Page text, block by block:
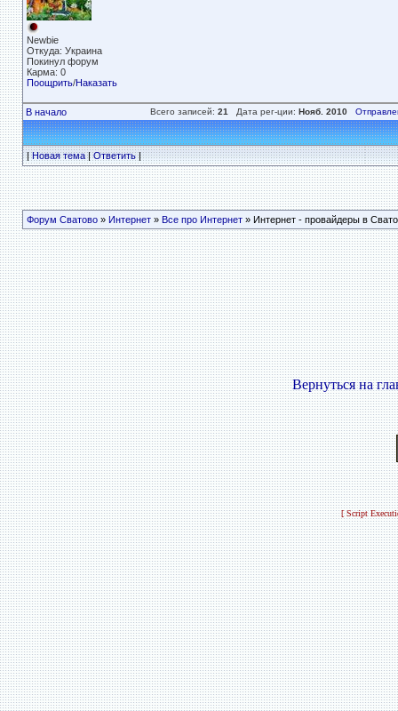
Newbie
Откуда: Украина
Покинул форум
Карма: 0
Поощрить/Наказать
В начало Всего записей: 21 Дата рег-ции: Нояб. 2010
|Новая тема|Ответить|
Форум Сватово» Интернет» Все про Интернет» Интернет - провайдеры в
Вернуться на
[ Script